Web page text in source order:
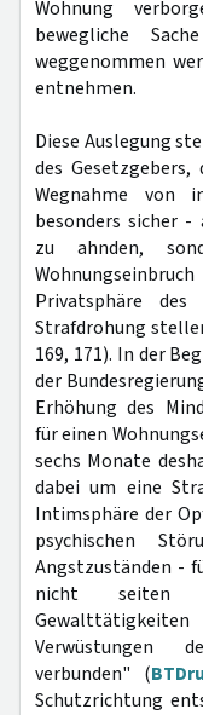
Wohnung
bewegliche
weggenommen
entnehmen.
Diese Auslegung
des
Wegnahme von
besonders sicher -
zu ahnden,
Privatsphäre
Strafdrohung
169, 171). In der
der
Erhöhung des
für einen
sechs Monate
dabei um eine
Intimsphäre der
psychischen
Angstzuständen -
nicht seiten
Verwüstungen
verbunden" (
Schutzrichtung